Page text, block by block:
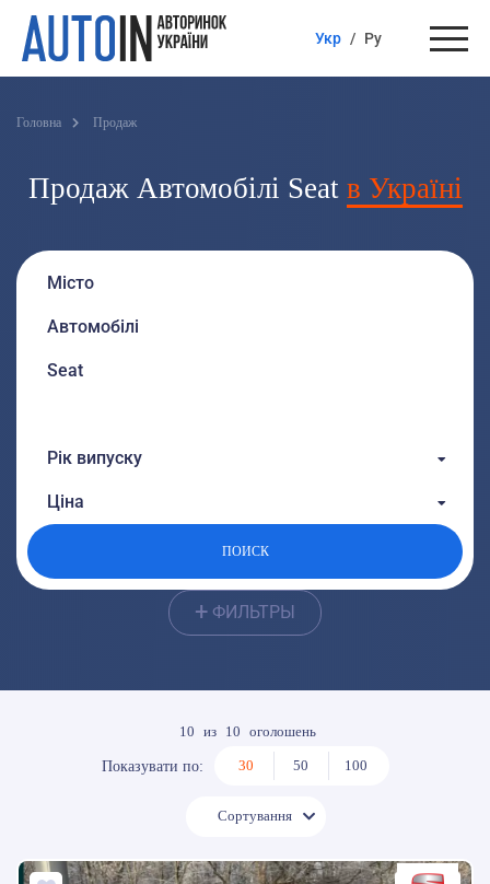
Укр / Ру
Головна Продаж
Продаж Автомобілі Seat в Україні
Рік випуску
Ціна
ПОИСК
+ ФИЛЬТРЫ
10 из 10 оголошень
Показувати по: 30 50 100
Сортування